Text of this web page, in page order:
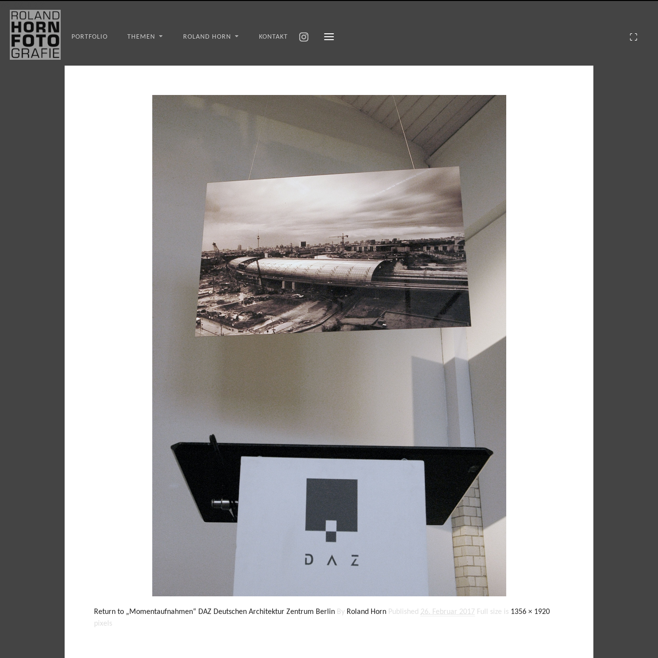
PORTFOLIO THEMEN ROLAND HORN KONTAKT
Return to „Momentaufnahmen“ DAZ Deutschen Architektur Zentrum Berlin By Roland Horn Published 26. Februar 2017 Full size is 1356 × 1920
pixels